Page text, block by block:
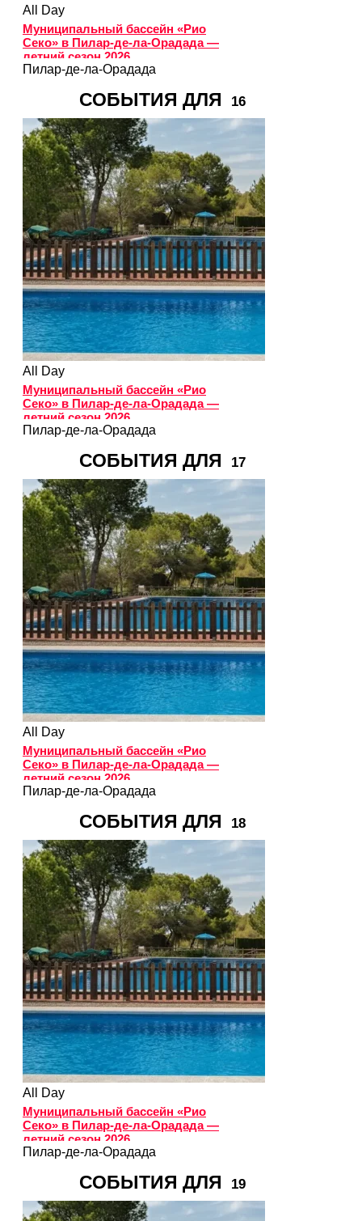
All Day
Муниципальный бассейн «Рио
Секо» в Пилар-де-ла-Орадада —
летний сезон 2026
Пилар-де-ла-Орадада
СОБЫТИЯ ДЛЯ 16
All Day
Муниципальный бассейн «Рио
Секо» в Пилар-де-ла-Орадада —
летний сезон 2026
Пилар-де-ла-Орадада
СОБЫТИЯ ДЛЯ 17
All Day
Муниципальный бассейн «Рио
Секо» в Пилар-де-ла-Орадада —
летний сезон 2026
Пилар-де-ла-Орадада
СОБЫТИЯ ДЛЯ 18
All Day
Муниципальный бассейн «Рио
Секо» в Пилар-де-ла-Орадада —
летний сезон 2026
Пилар-де-ла-Орадада
СОБЫТИЯ ДЛЯ 19